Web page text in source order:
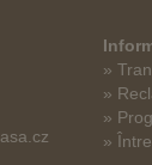
»
»
»
»